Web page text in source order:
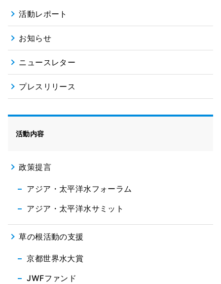
活動レポート
お知らせ
ニュースレター
プレスリリース
活動内容
政策提言
アジア・太平洋水フォーラム
アジア・太平洋水サミット
草の根活動の支援
京都世界水大賞
JWFファンド